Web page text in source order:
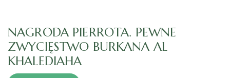
NAGRODA PIERROTA. PEWNE
ZWYCIĘSTWO BURKANA AL
KHALEDIAHA